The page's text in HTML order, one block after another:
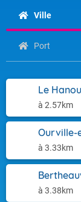
Ville
Port
Le
à 2.57km
Ourville-
à 3.33km
à 3.38km